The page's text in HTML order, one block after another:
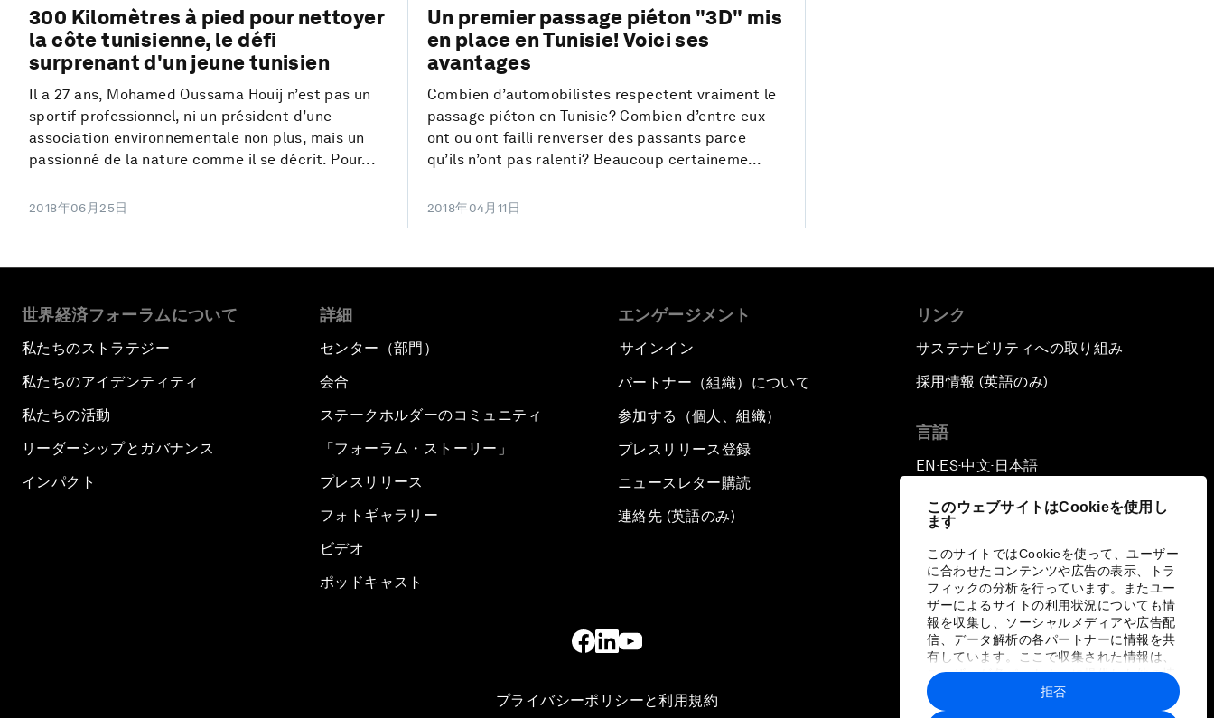
このウェブサイトはCookieを使用し
ます
このサイトではCookieを使って、ユーザー
に合わせたコンテンツや広告の表示、トラ
フィックの分析を行っています。またユー
ザーによるサイトの利用状況についても情
報を収集し、ソーシャルメディアや広告配
信、データ解析の各パートナーに情報を共
有しています。ここで収集された情報は、
ユーザーが各パートナーに提供した他の情
報や各パートナーのサービスを使用した際
に収集された情報と組み合わされ、各パー
拒否
300 Kilomètres à pied pour nettoyer
la côte tunisienne, le défi
surprenant d'un jeune tunisien
Il a 27 ans, Mohamed Oussama Houij n’est pas un
sportif professionnel, ni un président d’une
association environnementale non plus, mais un
passionné de la nature comme il se décrit. Pour...
2018年06月25日
Un premier passage piéton "3D" mis
en place en Tunisie! Voici ses
avantages
Combien d’automobilistes respectent vraiment le
passage piéton en Tunisie? Combien d’entre eux
ont ou ont failli renverser des passants parce
qu’ils n’ont pas ralenti? Beaucoup certaineme...
2018年04月11日
世界経済フォーラムについて
私たちのストラテジー
私たちのアイデンティティ
私たちの活動
リーダーシップとガバナンス
インパクト
詳細
センター（部門）
会合
ステークホルダーのコミュニティ
「フォーラム・ストーリー」
プレスリリース
フォトギャラリー
ビデオ
ポッドキャスト
エンゲージメント
サインイン
パートナー（組織）について
参加する（個人、組織）
プレスリリース登録
ニュースレター購読
連絡先 (英語のみ)
リンク
サステナビリティへの取り組み
採用情報 (英語のみ)
言語
EN ▪ ES▪中文▪ 日本語
プライバシーポリシーと利用規約